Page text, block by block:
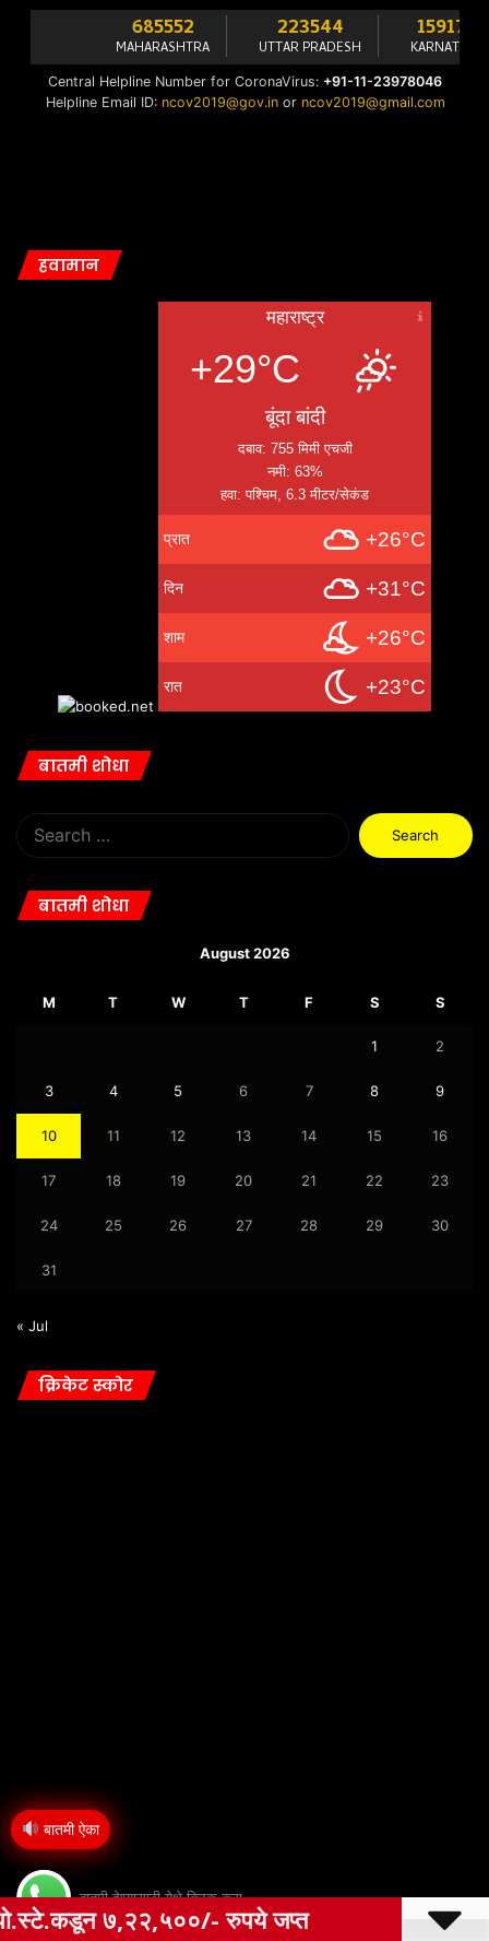
बातमी ऐका
हवामान
महाराष्ट्र
+29°C
बूंदा बांदी
दबाव: 755 मिमी एचजी
नमी: 63%
हवा: पश्चिम, 6.3 मीटर/सेकंड
प्रात +26°C
दिन +31°C
शाम +26°C
रात +23°C
बातमी शोधा
Search
for:
बातमी शोधा
August 2026
M T W T F S S
1 2
3 4 5 6 7 8 9
10 11 12 13 14 15 16
17 18 19 20 21 22 23
24 25 26 27 28 29 30
31
« Jul
क्रिकेट स्कोर
बातमी देण्यासाठी येथे क्लिक करा
रुपये जप्त ओला दुष्काळ जाहीर करून पिक